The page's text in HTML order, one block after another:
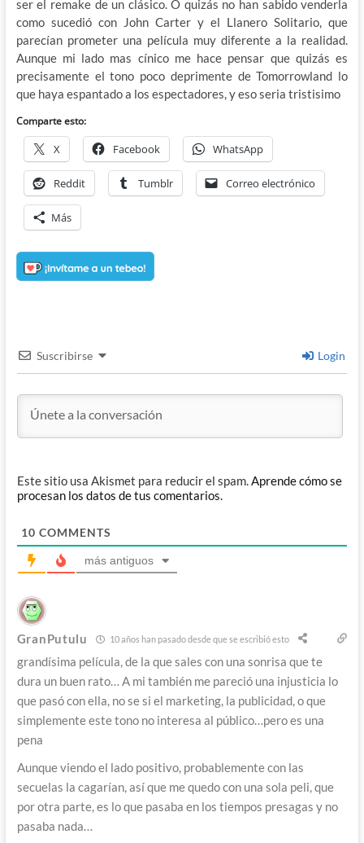
ser el remake de un clásico. O quizás no han sabido venderla
como sucedió con John Carter y el Llanero Solitario, que
parecían prometer una película muy diferente a la realidad.
Aunque mi lado mas cínico me hace pensar que quizás es
precisamente el tono poco deprimente de Tomorrowland lo
que haya espantado a los espectadores, y eso seria tristisimo
Comparte esto:
X Facebook WhatsApp
Reddit Tumblr Correo electrónico
Más
Suscribirse Login
Este sitio usa Akismet para reducir el spam.Aprende cómo se
procesan los datos de tus comentarios.
10 COMMENTS
más antiguos
GranPutulu 10 años han pasado desde que se escribió esto
grandísima película, de la que sales con una sonrisa que te
dura un buen rato… A mi también me pareció una injusticia lo
que pasó con ella, no se si el marketing, la publicidad, o que
simplemente este tono no interesa al público…pero es una
pena
Aunque viendo el lado positivo, probablemente con las
secuelas la cagarían, así que me quedo con una sola peli, que
por otra parte, es lo que pasaba en los tiempos presagas y no
pasaba nada…